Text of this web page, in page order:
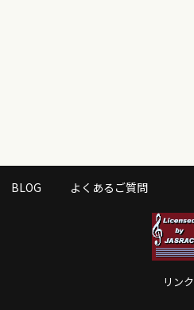
BLOG よくあるご質問
リンク